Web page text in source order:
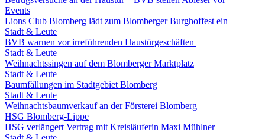
Events
Lions Club Blomberg lädt zum Blomberger Burghoffest ein
Stadt & Leute
BVB warnen vor irreführenden Haustürgeschäften
Stadt & Leute
Weihnachtssingen auf dem Blomberger Marktplatz
Stadt & Leute
Baumfällungen im Stadtgebiet Blomberg
Stadt & Leute
Weihnachtsbaumverkauf an der Försterei Blomberg
HSG Blomberg-Lippe
HSG verlängert Vertrag mit Kreisläuferin Maxi Mühlner